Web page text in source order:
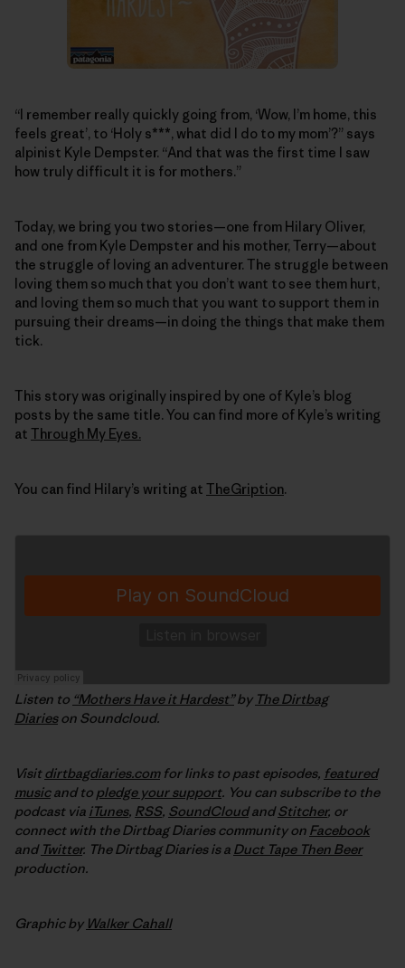
“I remember really quickly going from, ‘Wow, I’m home, this
feels great’, to ‘Holy s***, what did I do to my mom’?” says
alpinist Kyle Dempster. “And that was the first time I saw
how truly difficult it is for mothers.”
Today, we bring you two stories—one from Hilary Oliver,
and one from Kyle Dempster and his mother, Terry—about
the struggle of loving an adventurer. The struggle between
loving them so much that you don’t want to see them hurt,
and loving them so much that you want to support them in
pursuing their dreams—in doing the things that make them
tick.
This story was originally inspired by one of Kyle’s blog
posts by the same title. You can find more of Kyle’s writing
at Through My Eyes.
You can find Hilary’s writing at TheGription.
Listen to “Mothers Have it Hardest”by The Dirtbag
Diarieson Soundcloud.
Visitdirtbagdiaries.comfor links to past episodes, featured
musicand to pledge your support. You can subscribe to the
podcast via iTunes, RSS, SoundCloudandStitcher, or
connect with the Dirtbag Diaries community on Facebook
and Twitter. The Dirtbag Diaries is a Duct Tape Then Beer
production.
Graphic by Walker Cahall